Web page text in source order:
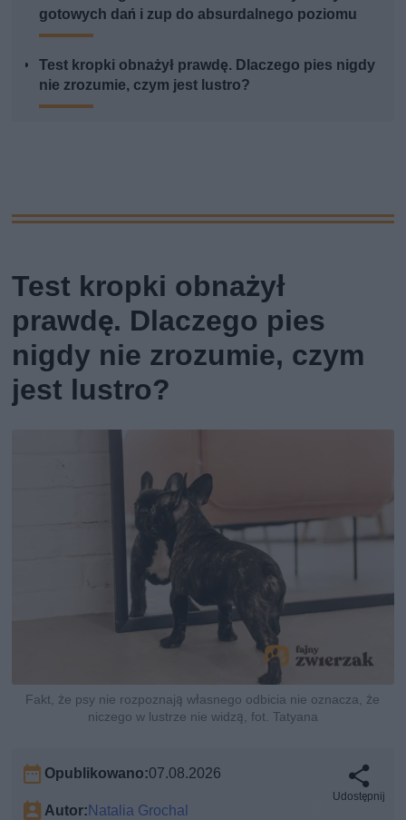
gotowych dań i zup do absurdalnego poziomu
Test kropki obnażył prawdę. Dlaczego pies nigdy
nie zrozumie, czym jest lustro?
Test kropki obnażył
prawdę. Dlaczego pies
nigdy nie zrozumie, czym
jest lustro?
Fakt, że psy nie rozpoznają własnego odbicia nie oznacza, że
niczego w lustrze nie widzą, fot. Tatyana
Opublikowano:07.08.2026
Autor:Natalia Grochal
Udostępnij